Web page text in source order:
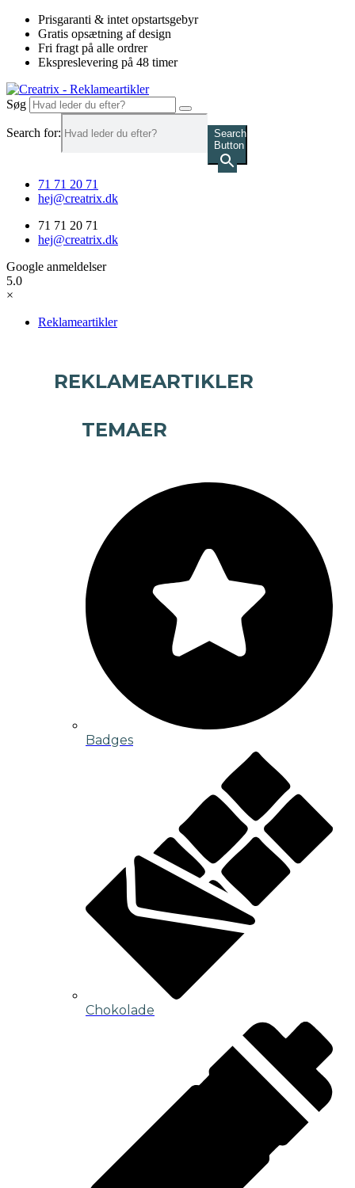
Videre
indhold
Prisgaranti & intet opstartsgebyr
Gratis opsætning af design
Fri fragt på alle ordrer
Ekspreslevering på 48 timer
Søg
Search for:
Search
Button
71 71 20 71
hej@creatrix.dk
71 71 20 71
hej@creatrix.dk
Google anmeldelser
5.0
×
Reklameartikler
REKLAMEARTIKLER
TEMAER
Badges
Chokolade